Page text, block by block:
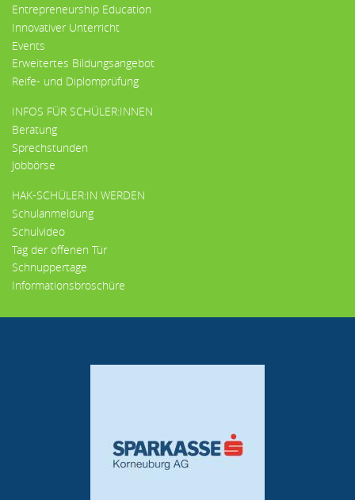
Entrepreneurship Education
Innovativer Unterricht
Events
Erweitertes Bildungsangebot
Reife- und Diplomprüfung
INFOS FÜR SCHÜLER:INNEN
Beratung
Sprechstunden
Jobbörse
HAK-SCHÜLER:IN WERDEN
Schulanmeldung
Schulvideo
Tag der offenen Tür
Schnuppertage
Informationsbroschüre